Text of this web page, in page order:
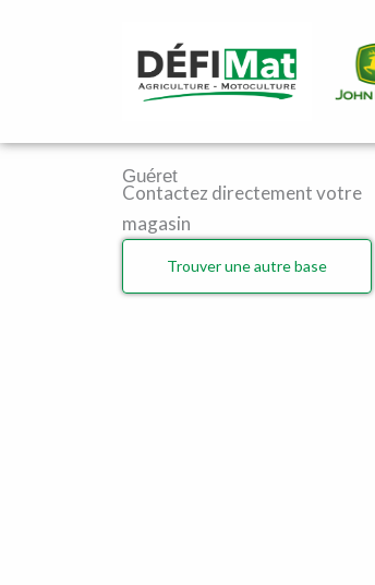
Guéret
Contactez directement votre
magasin
Trouver une autre base